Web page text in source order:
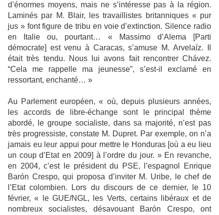
d’énormes moyens, mais ne s’intéresse pas à la région.
Laminés par M. Blair, les travaillistes britanniques « pur
jus » font figure de tribu en voie d’extinction. Silence radio
en Italie ou, pourtant… « Massimo d’Alema [Parti
démocrate] est venu à Caracas, s’amuse M. Arvelaíz. Il
était très tendu. Nous lui avons fait rencontrer Chávez.
“Cela me rappelle ma jeunesse”, s’est-il exclamé en
ressortant, enchanté… »
Au Parlement européen, « où, depuis plusieurs années,
les accords de libre-échange sont le principal thème
abordé, le groupe socialiste, dans sa majorité, n’est pas
très progressiste, constate M. Dupret. Par exemple, on n’a
jamais eu leur appui pour mettre le Honduras [où a eu lieu
un coup d’Etat en 2009] à l’ordre du jour. » En revanche,
en 2004, c’est le président du PSE, l’espagnol Enrique
Barón Crespo, qui proposa d’inviter M. Uribe, le chef de
l’Etat colombien. Lors du discours de ce dernier, le 10
février, « le GUE/NGL, les Verts, certains libéraux et de
nombreux socialistes, désavouant Barón Crespo, ont